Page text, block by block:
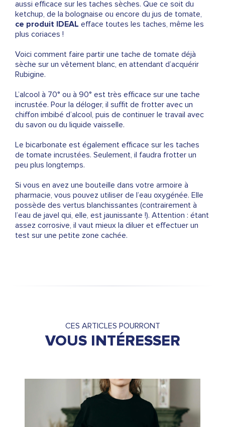
aussi efficace sur les taches sèches. Que ce soit du
ketchup, de la bolognaise ou encore du jus de tomate,
ce produit IDEAL efface toutes les taches, même les
plus coriaces !
Voici comment faire partir une tache de tomate déjà
sèche sur un vêtement blanc, en attendant d’acquérir
Rubigine.
L’alcool à 70° ou à 90° est très efficace sur une tache
incrustée. Pour la déloger, il suffit de frotter avec un
chiffon imbibé d’alcool, puis de continuer le travail avec
du savon ou du liquide vaisselle.
Le bicarbonate est également efficace sur les taches
de tomate incrustées. Seulement, il faudra frotter un
peu plus longtemps.
Si vous en avez une bouteille dans votre armoire à
pharmacie, vous pouvez utiliser de l’eau oxygénée. Elle
possède des vertus blanchissantes (contrairement à
l’eau de javel qui, elle, est jaunissante !). Attention : étant
assez corrosive, il vaut mieux la diluer et effectuer un
test sur une petite zone cachée.
CES ARTICLES POURRONT
VOUS INTÉRESSER